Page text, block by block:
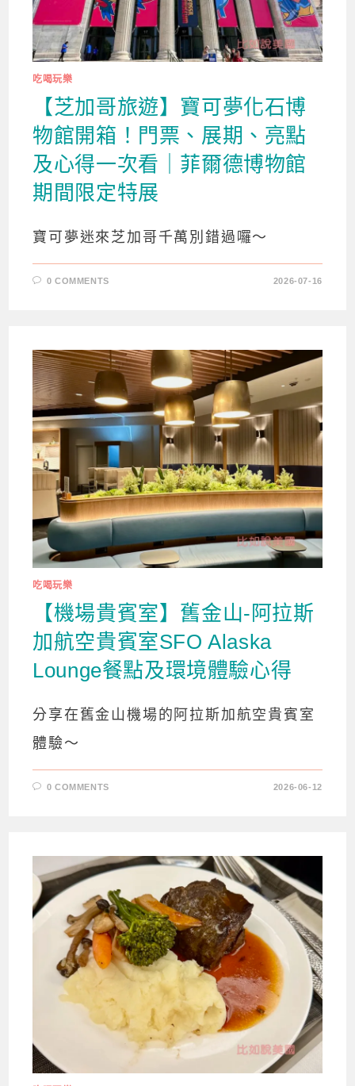
吃喝玩樂
【芝加哥旅遊】寶可夢化石博
物館開箱！門票、展期、亮點
及心得一次看｜菲爾德博物館
期間限定特展
寶可夢迷來芝加哥千萬別錯過囉～
0 COMMENTS 2026-07-16
吃喝玩樂
【機場貴賓室】舊金山-阿拉斯
加航空貴賓室SFO Alaska
Lounge餐點及環境體驗心得
分享在舊金山機場的阿拉斯加航空貴賓室
體驗～
0 COMMENTS 2026-06-12